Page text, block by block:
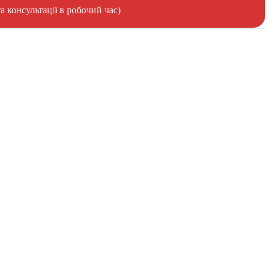
в робочий час)